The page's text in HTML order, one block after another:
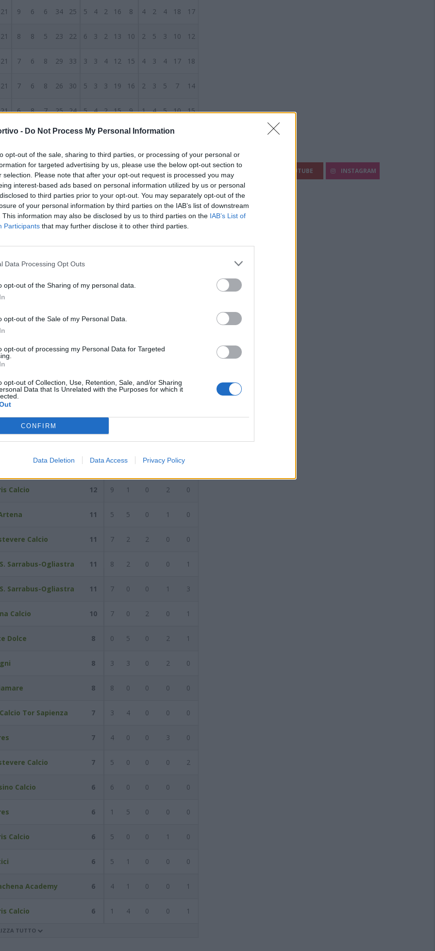
- Do Not Process My Personal Information
opt-out of the sale, sharing to third parties, or processing of your personal or
for targeted advertising by us, please use the below opt-out section to
selection. Please note that after your opt-out request is processed you may
interest-based ads based on personal information utilized by us or personal
to third parties prior to your opt-out. You may separately opt-out of the
of your personal information by third parties on the IAB’s list of downstream
This information may also be disclosed by us to third parties on the IAB’s List of
Participants that may further disclose it to other third parties.
Data Processing Opt Outs
opt-out of the Sharing of my personal data.
opt-out of the Sale of my Personal Data.
opt-out of processing my Personal Data for Targeted
opt-out of Collection, Use, Retention, Sale, and/or Sharing
Data that Is Unrelated with the Purposes for which it
CONFIRM
Data Deletion Data Access Privacy Policy
21 9 6 6 34 25 5 4 2 16 8 4 2 4 18 17
21 8 8 5 23 22 6 3 2 13 10 2 5 3 10 12
21 7 6 8 29 33 3 3 4 12 15 4 3 4 17 18
21 7 6 8 26 30 5 3 3 19 16 2 3 5 7 14
21 6 8 7 25 24 5 4 2 15 9 1 4 5 10 15
21 6 8 7 22 24 3 4 3 11 11 3 4 4 11
21 5 10 6 19 23 3 3 4 11 12 2 7 2 8 11
21 5 9 7 24 28 3 4 4 13 16 2 5 3 11 12
21 6 6 9 23 29 4 3 4 15 15 2 3 5 8 14
21 14 22 37
21 3 6 12 19 44 2 2 7 10 22
del26/01/2020 Successiva
Reti AZ RIG PUN ANG CDF
Calcio 14 10 2 0 2 0
12 7 2 0 2
Calcio 12 9 1 0 2 0
11 5 5 0 1 0
Calcio 11 7 2 2 0 0
Sarrabus-Ogliastra 11 8 2 0 0 1
Sarrabus-Ogliastra 11 7 0 0 1 3
Calcio 10 7 0 2 0 1
Dolce 8 0 5 0 2 1
8 3 3 0 2 0
8 8 0 0 0 0
Tor Sapienza 7 3 4 0 0 0
7 4 0 0 3 0
Calcio 7 5 0 0 0 2
Calcio 6 6 0 0 0 0
6 1 5 0 0 0
Calcio 6 5 0 0 1 0
6 5 1 0 0 0
Academy 6 4 1 0 0 1
Calcio 6 1 4 0 0 1
TUTTO
Segui Diario Sportivo:
YOUTUBE INSTAGRAM